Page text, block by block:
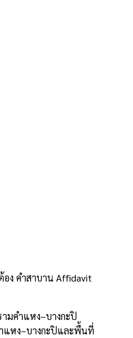
อง คำสาบาน Affidavit
มคำแหง–บางกะปิ
แหง–บางกะปิและพื้นที่